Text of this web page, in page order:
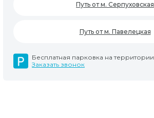
Путь от м. Серпуховская
Путь от м. Павелецкая
Бесплатная парковка на территории
Заказать звонок